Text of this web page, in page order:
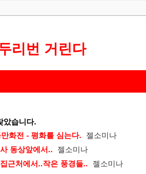
리번 거린다
았습니다.
화전 - 평화를 심는다. 젤소미나
동상앞에서.. 젤소미나
근처에서..작은 풍경들.. 젤소미나